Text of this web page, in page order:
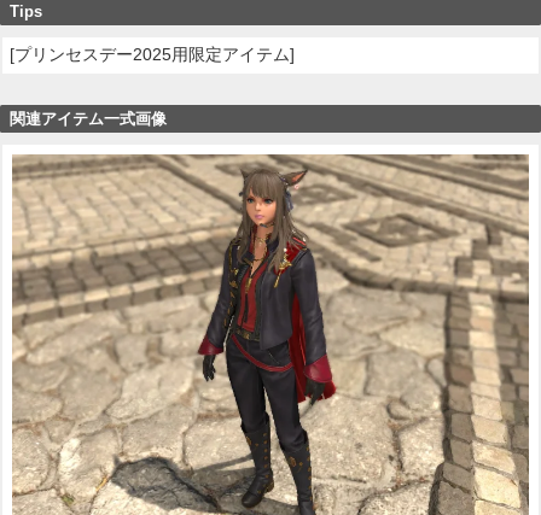
Tips
[プリンセスデー2025用限定アイテム]
関連アイテム一式画像